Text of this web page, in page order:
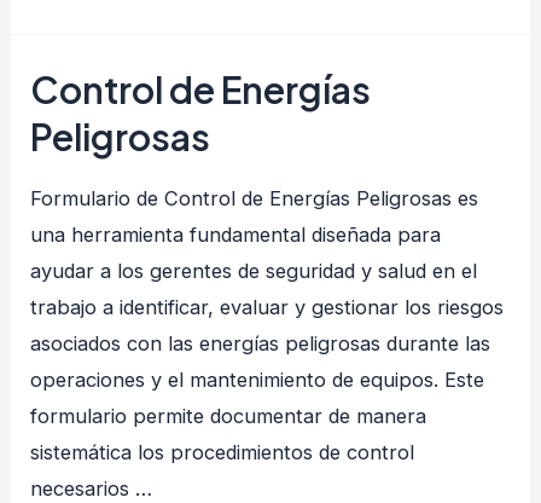
de
la
Seguridad
STOP
Control de Energías
Peligrosas
Formulario de Control de Energías Peligrosas es
una herramienta fundamental diseñada para
ayudar a los gerentes de seguridad y salud en el
trabajo a identificar, evaluar y gestionar los riesgos
asociados con las energías peligrosas durante las
operaciones y el mantenimiento de equipos. Este
formulario permite documentar de manera
sistemática los procedimientos de control
necesarios …